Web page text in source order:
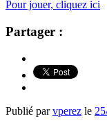
Pour jouer, cliquez ici
Partager :
Publié parvperez le